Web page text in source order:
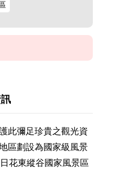
此彌足珍貴之觀光資
區劃設為國家級風景
花東縱谷國家風景區